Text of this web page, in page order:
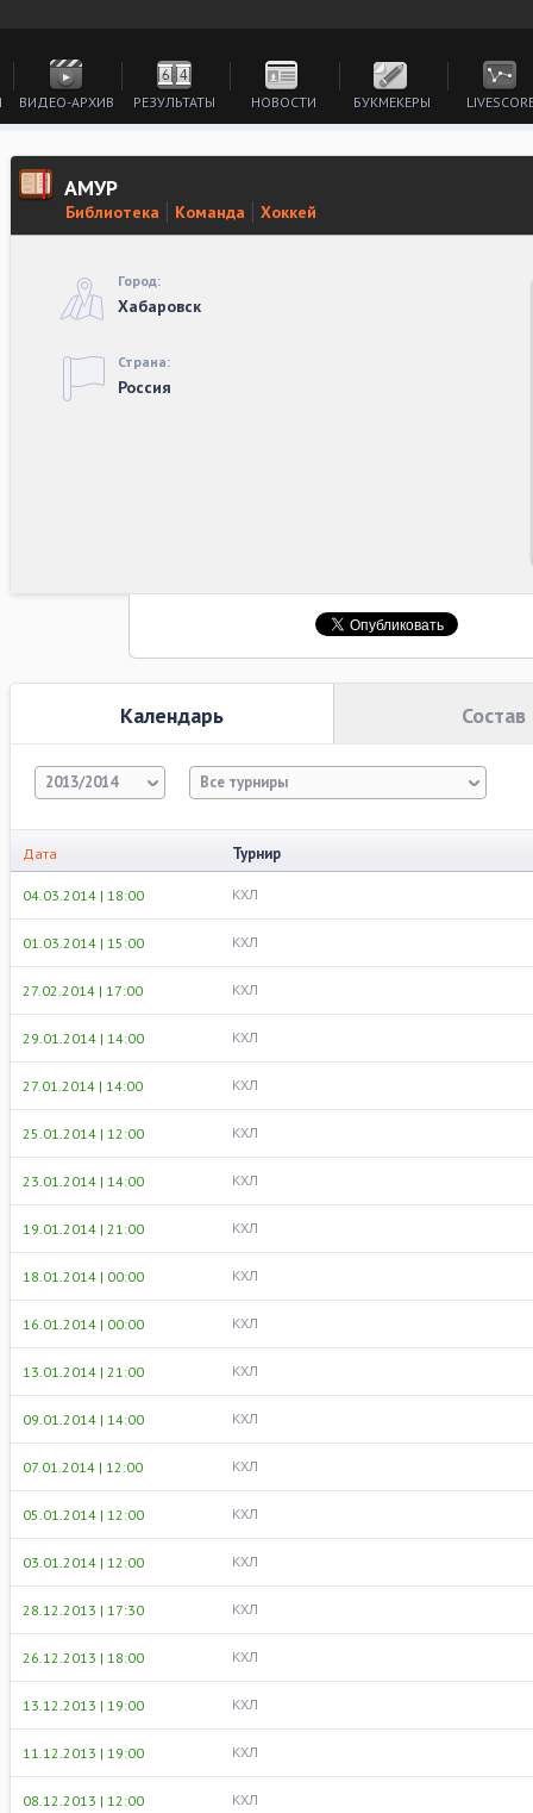
ВИДЕО-АРХИВ РЕЗУЛЬТАТЫ НОВОСТИ БУКМЕКЕРЫ
АМУР
Библиотека Команда Хоккей
Город:
Хабаровск
Страна:
Россия
Календарь Состав
2013/2014 Все турниры
Дата Турнир
04.03.2014 | 18:00 КХЛ
01.03.2014 | 15:00 КХЛ
27.02.2014 | 17:00 КХЛ
29.01.2014 | 14:00 КХЛ
27.01.2014 | 14:00 КХЛ
25.01.2014 | 12:00 КХЛ
23.01.2014 | 14:00 КХЛ
19.01.2014 | 21:00 КХЛ
18.01.2014 | 00:00 КХЛ
16.01.2014 | 00:00 КХЛ
13.01.2014 | 21:00 КХЛ
09.01.2014 | 14:00 КХЛ
07.01.2014 | 12:00 КХЛ
05.01.2014 | 12:00 КХЛ
03.01.2014 | 12:00 КХЛ
28.12.2013 | 17:30 КХЛ
26.12.2013 | 18:00 КХЛ
13.12.2013 | 19:00 КХЛ
11.12.2013 | 19:00 КХЛ
08.12.2013 | 12:00 КХЛ